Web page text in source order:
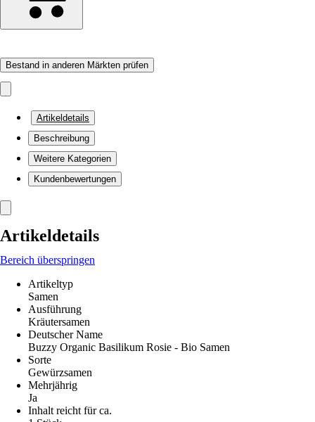
Bestand in anderen Märkten prüfen
Artikeldetails
Beschreibung
Weitere Kategorien
Kundenbewertungen
Artikeldetails
Bereich überspringen
Artikeltyp
Samen
Ausführung
Kräutersamen
Deutscher Name
Buzzy Organic Basilikum Rosie - Bio Samen
Sorte
Gewürzsamen
Mehrjährig
Ja
Inhalt reicht für ca.